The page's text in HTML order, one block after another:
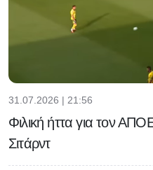
31.07.2026 | 21:56
Φιλική ήττα για τον
Σιτάρντ